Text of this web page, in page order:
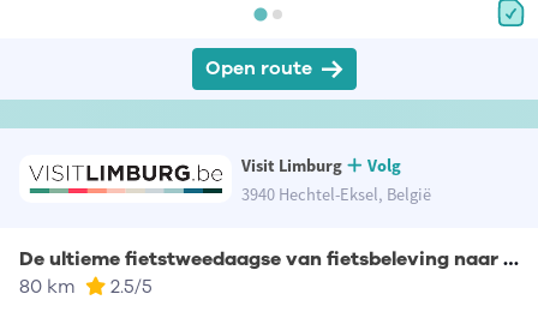
Open route
Visit Limburg
Volg
3940 Hechtel-Eksel, België
De ultieme fietstweedaagse van fietsbeleving naar fietsbeleving: Noordelijke lus
80 km 2.5/5